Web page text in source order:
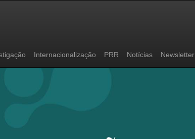
Internacionalização PRR Notícias Newsletter